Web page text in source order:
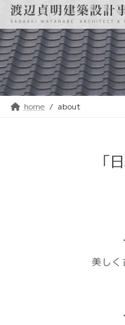
テ
ン
ツ
へ
ス
キ
ゲ
ー
シ
ョ
ン
に
home about
「
美し